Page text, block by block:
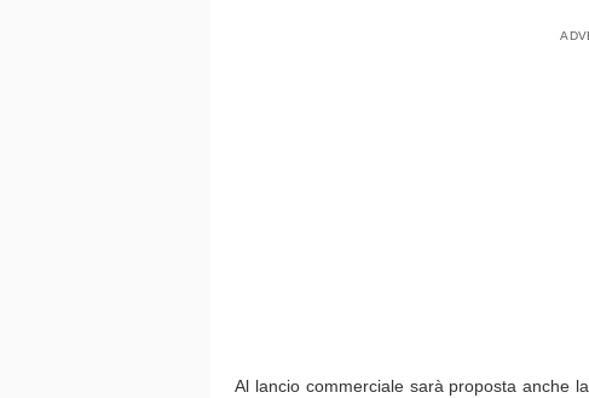
Al lancio commerciale sarà proposta anche la